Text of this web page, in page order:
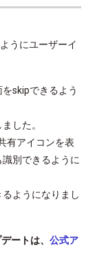
うにユーザーイ
skipできるよう
した。
有アイコンを表
別できるように
ようになりまし
ートは、 公式ア